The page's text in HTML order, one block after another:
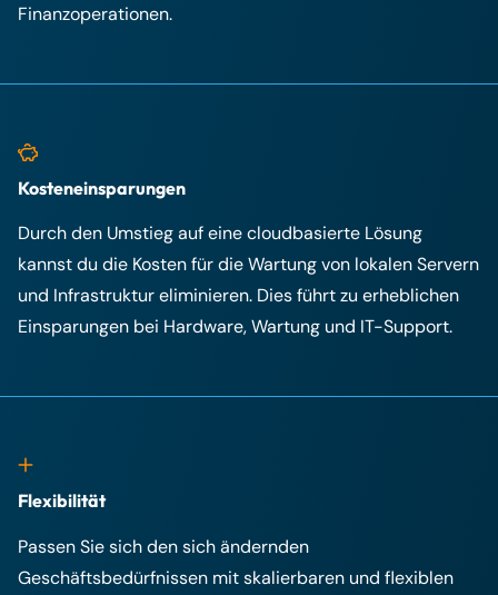
Finanzoperationen.
Kosteneinsparungen
Durch den Umstieg auf eine cloudbasierte Lösung
kannst du die Kosten für die Wartung von lokalen Servern
und Infrastruktur eliminieren. Dies führt zu erheblichen
Einsparungen bei Hardware, Wartung und IT-Support.
Flexibilität
Passen Sie sich den sich ändernden
Geschäftsbedürfnissen mit skalierbaren und flexiblen